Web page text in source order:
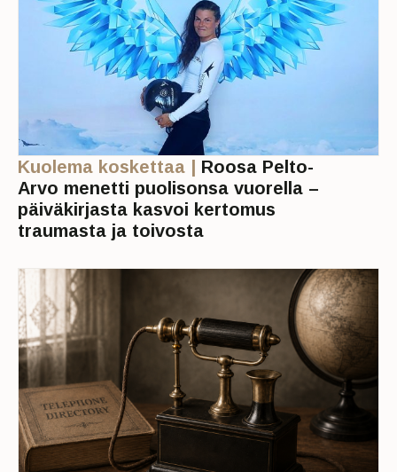
Kuolema koskettaa | Roosa Pelto-
Arvo menetti puolisonsa vuorella –
päiväkirjasta kasvoi kertomus
traumasta ja toivosta